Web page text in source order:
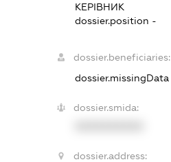
КЕРІВНИК
dossier.position -
dossier.beneficiaries:
dossier.missingData
dossier.smida:
dossier.address: